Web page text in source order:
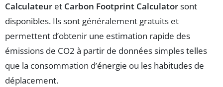
Calculateur et Carbon Footprint Calculatorsont
disponibles. Ils sont généralement gratuits et
permettent d’obtenir une estimation rapide des
émissions de CO2 à partir de données simples telles
que la consommation d’énergie ou les habitudes de
déplacement.